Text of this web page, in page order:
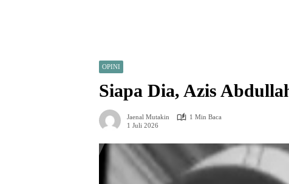
OPINI
Siapa Dia, Azis
Jaenal Mutakin
1 Min Baca
1 Juli 2026